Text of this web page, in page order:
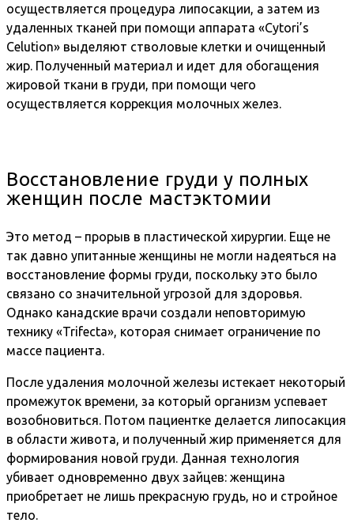
осуществляется процедура липосакции, а затем из
удаленных тканей при помощи аппарата «Cytori’s
Celution» выделяют стволовые клетки и очищенный
жир. Полученный материал и идет для обогащения
жировой ткани в груди, при помощи чего
осуществляется коррекция молочных желез.
Восстановление груди у полных
женщин после мастэктомии
Это метод – прорыв в пластической хирургии. Еще не
так давно упитанные женщины не могли надеяться на
восстановление формы груди, поскольку это было
связано со значительной угрозой для здоровья.
Однако канадские врачи создали неповторимую
технику «Trifecta», которая снимает ограничение по
массе пациента.
После удаления молочной железы истекает некоторый
промежуток времени, за который организм успевает
возобновиться. Потом пациентке делается липосакция
в области живота, и полученный жир применяется для
формирования новой груди. Данная технология
убивает одновременно двух зайцев: женщина
приобретает не лишь прекрасную грудь, но и стройное
тело.